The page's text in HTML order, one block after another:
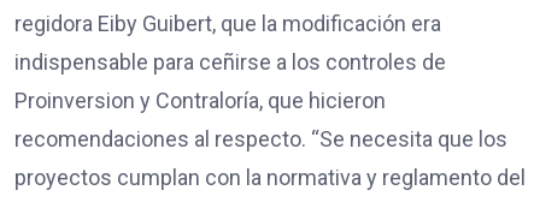
regidora Eiby Guibert, que la modificación era
indispensable para ceñirse a los controles de
Proinversion y Contraloría, que hicieron
recomendaciones al respecto. “Se necesita que los
proyectos cumplan con la normativa y reglamento del